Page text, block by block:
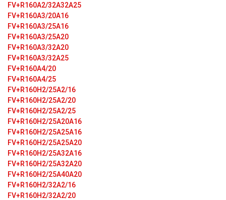
FV+R160A2/32A32A25
FV+R160A3/20A16
FV+R160A3/25A16
FV+R160A3/25A20
FV+R160A3/32A20
FV+R160A3/32A25
FV+R160A4/20
FV+R160A4/25
FV+R160H2/25A2/16
FV+R160H2/25A2/20
FV+R160H2/25A2/25
FV+R160H2/25A20A16
FV+R160H2/25A25A16
FV+R160H2/25A25A20
FV+R160H2/25A32A16
FV+R160H2/25A32A20
FV+R160H2/25A40A20
FV+R160H2/32A2/16
FV+R160H2/32A2/20